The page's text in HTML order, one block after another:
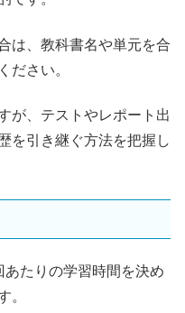
は、教科書名や単元を合
ださい。
が、テストやレポート出
を引き継ぐ方法を把握し
たりの学習時間を決め
。